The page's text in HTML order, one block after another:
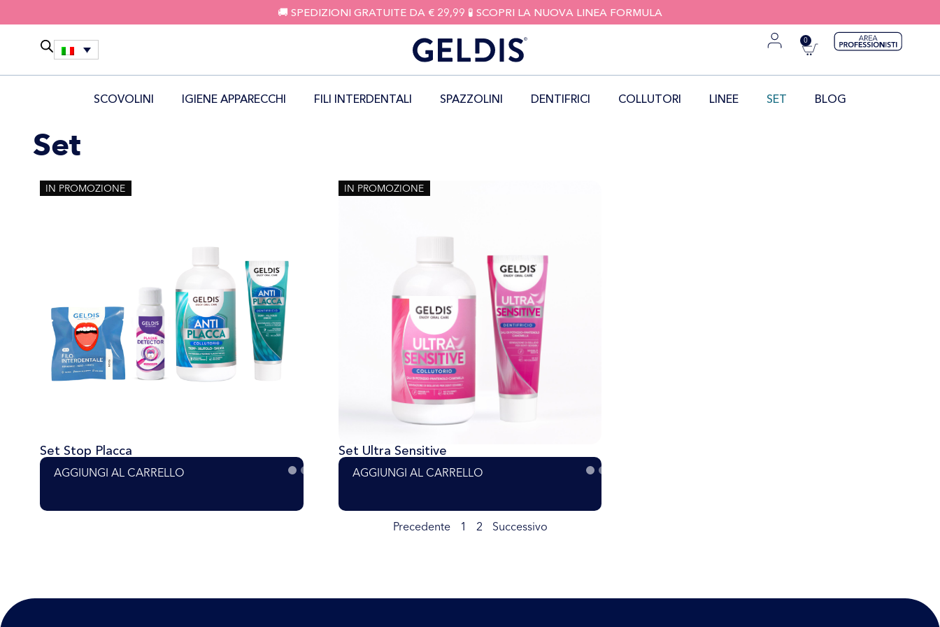
🚚 SPEDIZIONI GRATUITE DA € 29,99 🧪 SCOPRI LA NUOVA LINEA FORMULA
0
SCOVOLINI IGIENE APPARECCHI FILI INTERDENTALI SPAZZOLINI DENTIFRICI COLLUTORI LINEE SET BLOG
Set
IN PROMOZIONE
Set Stop Placca
AGGIUNGI AL CARRELLO
IN PROMOZIONE
Set Ultra Sensitive
AGGIUNGI AL CARRELLO
Precedente 1 2 Successivo